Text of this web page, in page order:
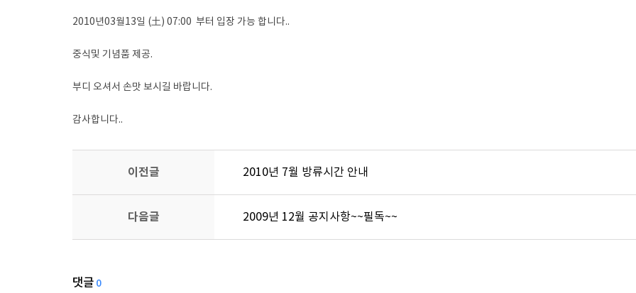
2010년03월13일 (土) 07:00 부터 입장 가능 합니다..
중식및 기념품 제공.
부디 오셔서 손맛 보시길 바랍니다.
감사합니다..
이전글 2010년 7월 방류시간 안내
다음글 2009년 12월 공지사항~~필독~~
댓글 0